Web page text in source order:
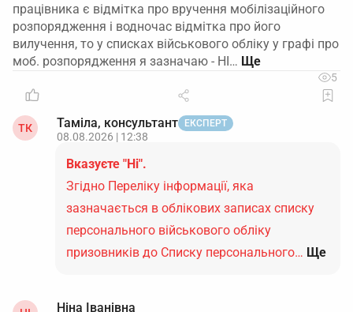
працівника є відмітка про вручення мобілізаційного
розпорядження і водночас відмітка про його
вилучення, то у списках військового обліку у графі про
моб. розпорядження я зазначаю - НІ…
5
ТК Таміла, консультант ЕКСПЕРТ
08.08.2026 | 12:38
Вказуєте "Ні".
Згідно Переліку інформації, яка
зазначається в облікових записах списку
персонального військового обліку
призовників до Списку персонального… Ще
Ніна Іванівна